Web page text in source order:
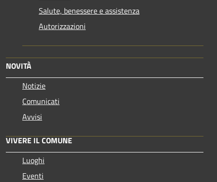
Salute, benessere e assistenza
Autorizzazioni
NOVITÀ
Notizie
Comunicati
Avvisi
VIVERE IL COMUNE
Luoghi
Eventi